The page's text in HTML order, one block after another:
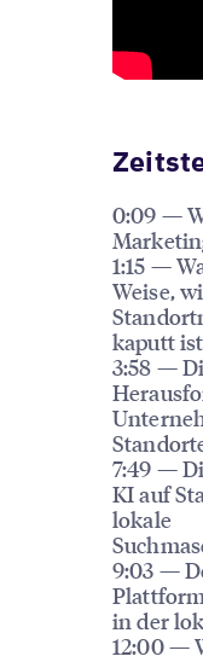
0:09 —
1:15 —
Weise,
kaputt ist
3:58 —
7:49 —
KI auf
lokale
9:03 —
in der
12:00 —